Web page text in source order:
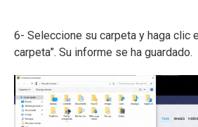
6- Seleccione su carpeta y haga clic
carpeta”. Su informe se ha guardado.